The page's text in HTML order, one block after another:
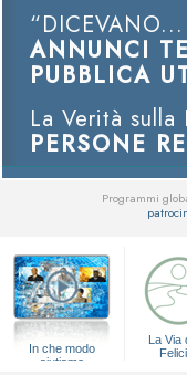
ANNUNCI
PUBBLICA
La Verità sulla
PERSONE
Programmi
In che modo
aiutiamo
La Via